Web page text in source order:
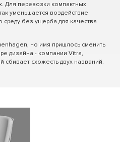
Для перевозки компактных
уменьшается воздействие
без ущерба для качества
но имя пришлось сменить
дизайна - компании Vitra,
сбивает схожесть двух названий.